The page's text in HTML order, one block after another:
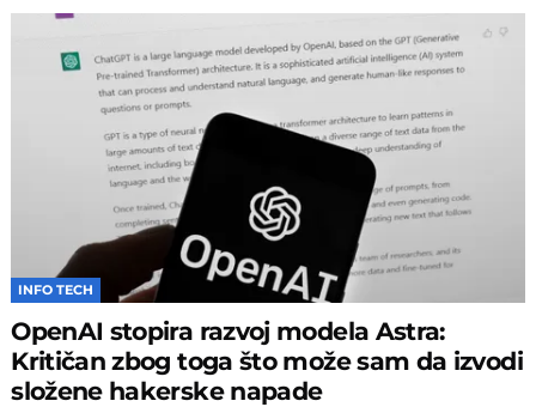
INFO TECH
OpenAI stopira razvoj modela Astra:
Kritičan zbog toga što može sam da izvodi
složene hakerske napade